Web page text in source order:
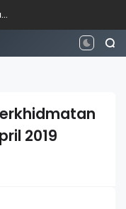
Pembahagian Hari dan Waktunya: Bila Waktunya Pagi, Tengah Hari, Petang dan Malam?
2019